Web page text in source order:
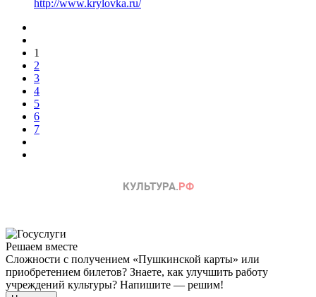
http://www.krylovka.ru/
1
2
3
4
5
6
7
Решаем вместе
Сложности с получением «Пушкинской карты» или
приобретением билетов? Знаете, как улучшить работу
учреждений культуры? Напишите — решим!